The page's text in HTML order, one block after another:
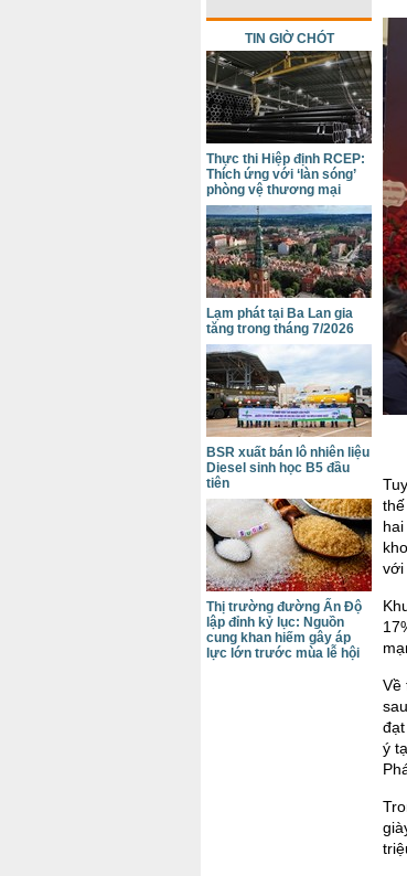
với
Về
ý
TIN GIỜ CHÓT
Thực thi Hiệp định RCEP:
Thích ứng với ‘làn sóng’
phòng vệ thương mại
Lạm phát tại Ba Lan gia
tăng trong tháng 7/2026
BSR xuất bán lô nhiên liệu
Diesel sinh học B5 đầu
tiên
Thị trường đường Ấn Độ
lập đỉnh kỷ lục: Nguồn
cung khan hiếm gây áp
lực lớn trước mùa lễ hội